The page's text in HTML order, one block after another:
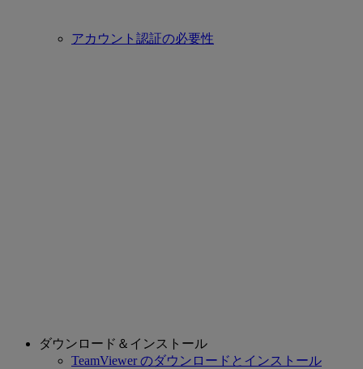
アカウント認証の必要性
ダウンロード＆インストール
TeamViewer のダウンロードとインストール